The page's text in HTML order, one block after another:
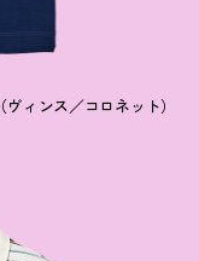
ィンス／コロネット）